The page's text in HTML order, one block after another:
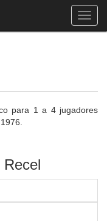
para 1 a 4 jugadores
Recel